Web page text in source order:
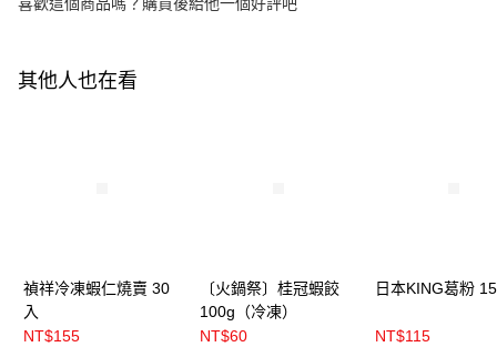
其他人也在看
禎祥冷凍蝦仁燒賣 30
入
NT$155
〔火鍋祭〕桂冠蝦餃
100g（冷凍）
NT$60
日本KING葛粉
NT$115